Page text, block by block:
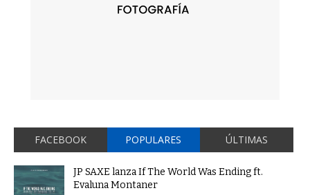
FACEBOOK POPULARES ÚLTIMAS
JP SAXE lanza If The World Was Ending ft.
Evaluna Montaner